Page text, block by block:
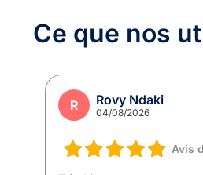
Ce que nos
R Rovy Ndaki
04/08/2026
Avis